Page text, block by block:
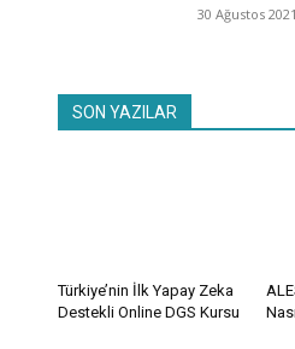
30 Ağustos 2021
SON YAZILAR
Türkiye’nin İlk Yapay Zeka
Destekli Online DGS Kursu